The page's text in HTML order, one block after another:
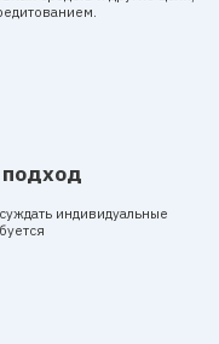
индивидуальные